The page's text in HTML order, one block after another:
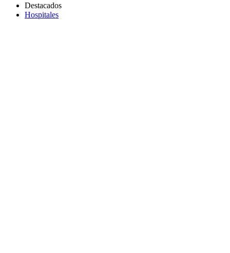
Destacados
Hospitales